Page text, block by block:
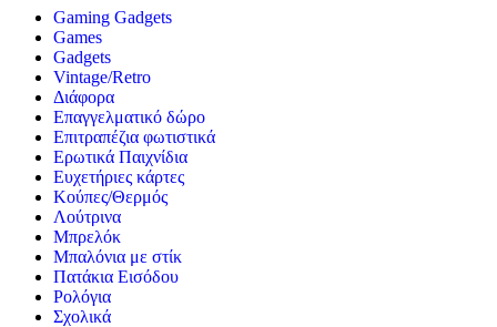
Gaming Gadgets
Games
Gadgets
Vintage/Retro
Διάφορα
Επαγγελματικό δώρο
Επιτραπέζια φωτιστικά
Ερωτικά Παιχνίδια
Ευχετήριες κάρτες
Κούπες/Θερμός
Λούτρινα
Μπρελόκ
Μπαλόνια με στίκ
Πατάκια Εισόδου
Ρολόγια
Σχολικά